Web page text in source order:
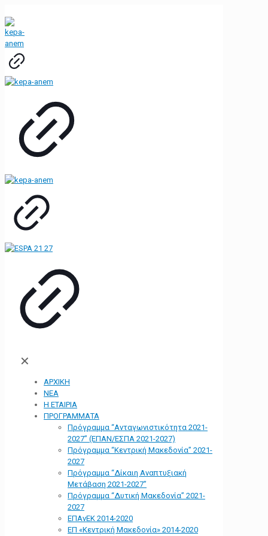
✕
ΑΡΧΙΚΗ
ΝΕΑ
Η ΕΤΑΙΡΙΑ
ΠΡΟΓΡΑΜΜΑΤΑ
Πρόγραμμα “Ανταγωνιστικότητα 2021-
2027” (ΕΠΑΝ/ΕΣΠΑ 2021-2027)
Πρόγραμμα “Κεντρική Μακεδονία” 2021-
2027
Πρόγραμμα “Δίκαιη Αναπτυξιακή
Μετάβαση 2021-2027”
Πρόγραμμα “Δυτική Μακεδονία” 2021-
2027
ΕΠΑνΕΚ 2014-2020
ΕΠ «Kεντρική Μακεδονία» 2014-2020